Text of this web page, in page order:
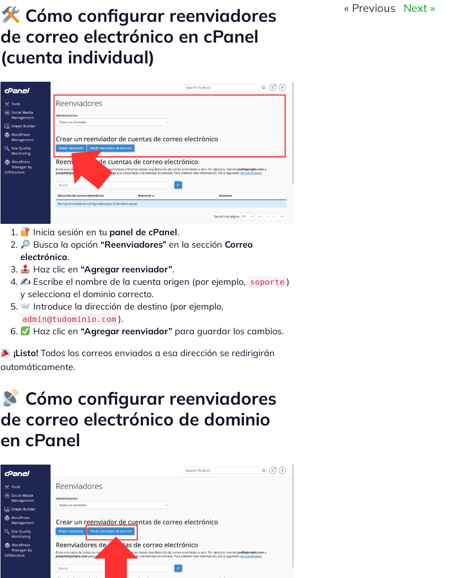
Cómo configurar reenviadores
de correo electrónico en cPanel
(cuenta individual)
Inicia sesión en tu panel de cPanel.
Busca la opción “Reenviadores” en la sección Correo
electrónico.
Haz clic en “Agregar reenviador”.
✍️ Escribe el nombre de la cuenta origen (por ejemplo, soporte )
y selecciona el dominio correcto.
Introduce la dirección de destino (por ejemplo,
admin@tudominio.com ).
Haz clic en “Agregar reenviador” para guardar los cambios.
¡Listo!Todos los correos enviados a esa dirección se redirigirán
automáticamente.
Cómo configurar reenviadores
de correo electrónico de dominio
en cPanel
« Previous Next »